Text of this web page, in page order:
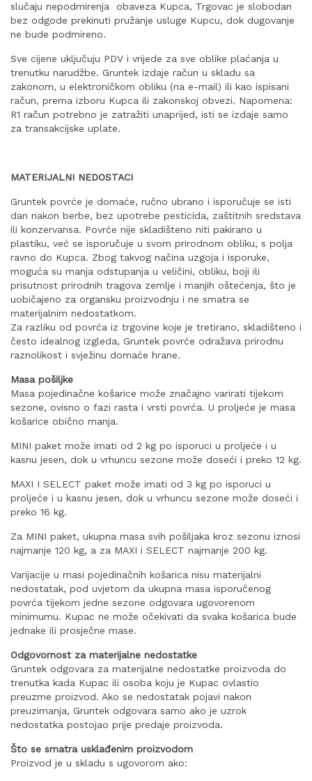
slučaju nepodmirenja obaveza Kupca, Trgovac je slobodan
bez odgode prekinuti pružanje usluge Kupcu, dok dugovanje
ne bude podmireno.
Sve cijene uključuju PDV i vrijede za sve oblike plaćanja u
trenutku narudžbe. Gruntek izdaje račun u skladu sa
zakonom, u elektroničkom obliku (na e-mail) ili kao ispisani
račun, prema izboru Kupca ili zakonskoj obvezi. Napomena:
R1 račun potrebno je zatražiti unaprijed, isti se izdaje samo
za transakcijske uplate.
MATERIJALNI NEDOSTACI
Gruntek povrće je domaće, ručno ubrano i isporučuje se isti
dan nakon berbe, bez upotrebe pesticida, zaštitnih sredstava
ili konzervansa. Povrće nije skladišteno niti pakirano u
plastiku, već se isporučuje u svom prirodnom obliku, s polja
ravno do Kupca. Zbog takvog načina uzgoja i isporuke,
moguća su manja odstupanja u veličini, obliku, boji ili
prisutnost prirodnih tragova zemlje i manjih oštećenja, što je
uobičajeno za organsku proizvodnju i ne smatra se
materijalnim nedostatkom.
Za razliku od povrća iz trgovine koje je tretirano, skladišteno i
često idealnog izgleda, Gruntek povrće odražava prirodnu
raznolikost i svježinu domaće hrane.
Masa pošiljke
Masa pojedinačne košarice može značajno varirati tijekom
sezone, ovisno o fazi rasta i vrsti povrća. U proljeće je masa
košarice obično manja.
MINI paket može imati od 2 kg po isporuci u proljeće i u
kasnu jesen, dok u vrhuncu sezone može doseći i preko 12 kg.
MAXI I SELECT paket može imati od 3 kg po isporuci u
proljeće i u kasnu jesen, dok u vrhuncu sezone može doseći i
preko 16 kg.
Za MINI paket, ukupna masa svih pošiljaka kroz sezonu iznosi
najmanje 120 kg, a za MAXI i SELECT najmanje 200 kg.
Varijacije u masi pojedinačnih košarica nisu materijalni
nedostatak, pod uvjetom da ukupna masa isporučenog
povrća tijekom jedne sezone odgovara ugovorenom
minimumu. Kupac ne može očekivati da svaka košarica bude
jednake ili prosječne mase.
Odgovornost za materijalne nedostatke
Gruntek odgovara za materijalne nedostatke proizvoda do
trenutka kada Kupac ili osoba koju je Kupac ovlastio
preuzme proizvod. Ako se nedostatak pojavi nakon
preuzimanja, Gruntek odgovara samo ako je uzrok
nedostatka postojao prije predaje proizvoda.
Što se smatra usklađenim proizvodom
Proizvod je u skladu s ugovorom ako: